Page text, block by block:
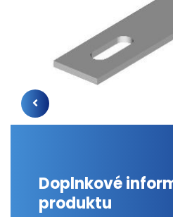
Doplnkové
produktu